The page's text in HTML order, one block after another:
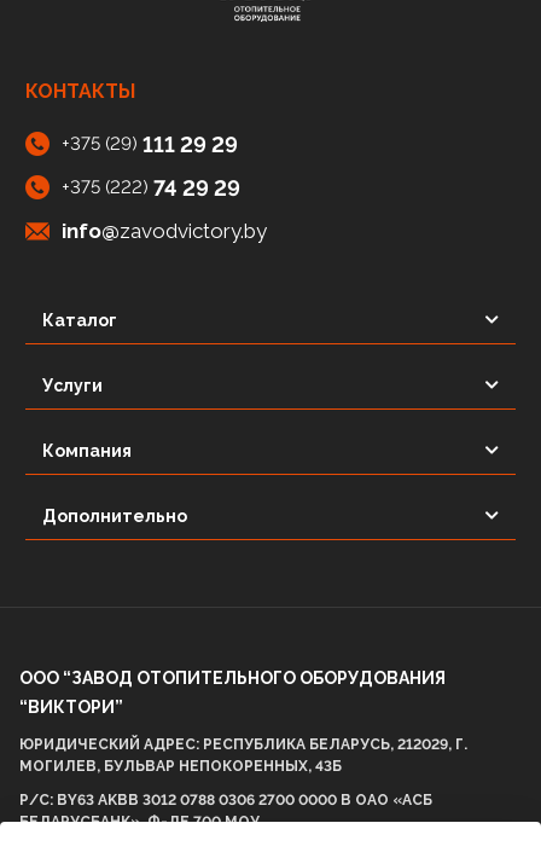
Каталог
Услуги
Компания
Дополнительно
КОНТАКТЫ
+375 (29) 111 29 29
+375 (222) 74 29 29
info@zavodvictory.by
ООО “ЗАВОД ОТОПИТЕЛЬНОГО ОБОРУДОВАНИЯ
“ВИКТОРИ”
ЮРИДИЧЕСКИЙ АДРЕС: РЕСПУБЛИКА БЕЛАРУСЬ, 212029, Г.
МОГИЛЕВ, БУЛЬВАР НЕПОКОРЕННЫХ, 43Б
Р/С: BY63 AKBB 3012 0788 0306 2700 0000 В ОАО «АСБ
БЕЛАРУСБАНК», Ф-ЛЕ 700 МОУ